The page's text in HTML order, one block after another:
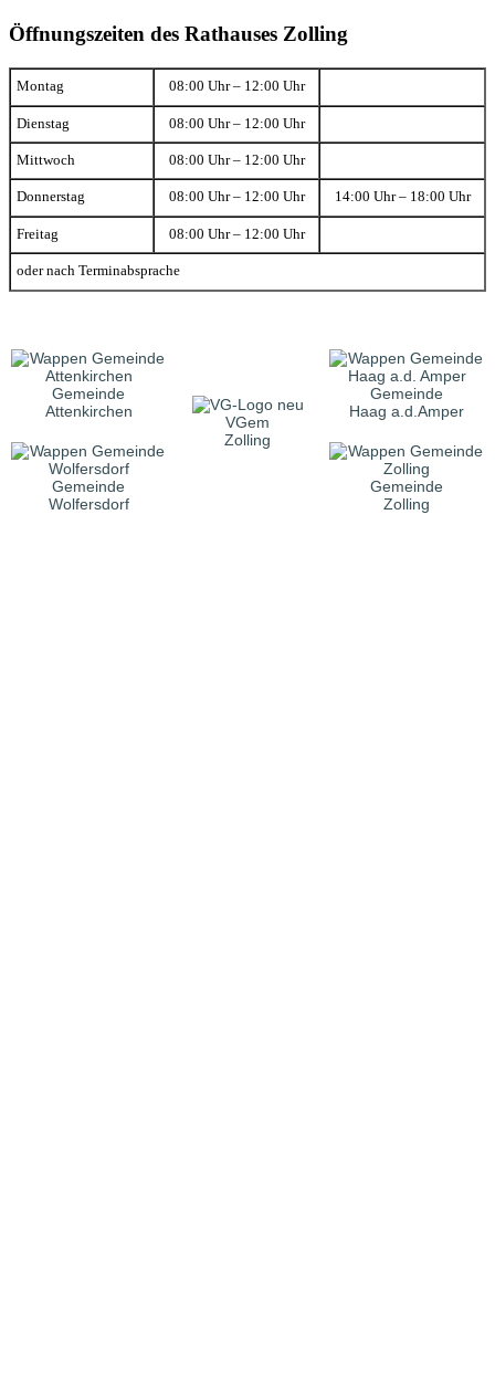
Öffnungszeiten des Rathauses Zolling
Montag 08:00 Uhr – 12:00 Uhr
Dienstag 08:00 Uhr – 12:00 Uhr
Mittwoch 08:00 Uhr – 12:00 Uhr
Donnerstag 08:00 Uhr – 12:00 Uhr 14:00 Uhr – 18:00 Uhr
Freitag 08:00 Uhr – 12:00 Uhr
oder nach Terminabsprache
Gemeinde
Attenkirchen
VGem
Zolling
Gemeinde
Haag a.d.Amper
Gemeinde
Wolfersdorf
Gemeinde
Zolling